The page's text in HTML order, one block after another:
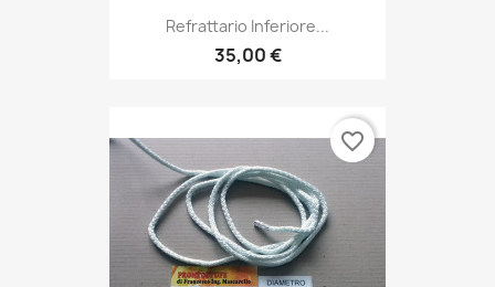
Refrattario Inferiore...
35,00 €
favorite_border